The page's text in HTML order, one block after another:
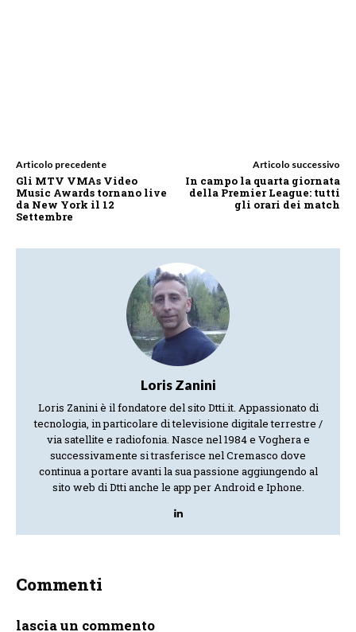
Articolo precedente
Gli MTV VMAs Video
Music Awards tornano live
da New York il 12
Settembre
Articolo successivo
In campo la quarta giornata
della Premier League: tutti
gli orari dei match
Loris Zanini
Loris Zanini è il fondatore del sito Dtti.it. Appassionato di
tecnologia, in particolare di televisione digitale terrestre /
via satellite e radiofonia. Nasce nel 1984 e Voghera e
successivamente si trasferisce nel Cremasco dove
continua a portare avanti la sua passione aggiungendo al
sito web di Dtti anche le app per Android e Iphone.
Commenti
lascia un commento